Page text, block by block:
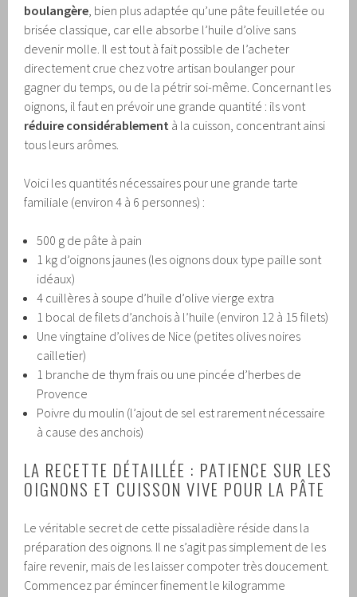
boulangère , bien plus adaptée qu’une pâte feuilletée ou
brisée classique, car elle absorbe l’huile d’olive sans
devenir molle. Il est tout à fait possible de l’acheter
directement crue chez votre artisan boulanger pour
gagner du temps, ou de la pétrir soi-même. Concernant les
oignons, il faut en prévoir une grande quantité : ils vont
réduire considérablement à la cuisson, concentrant ainsi
tous leurs arômes.
Voici les quantités nécessaires pour une grande tarte
familiale (environ 4 à 6 personnes) :
500 g de pâte à pain
1 kg d’oignons jaunes (les oignons doux type paille sont
idéaux)
4 cuillères à soupe d’huile d’olive vierge extra
1 bocal de filets d’anchois à l’huile (environ 12 à 15 filets)
Une vingtaine d’olives de Nice (petites olives noires
cailletier)
1 branche de thym frais ou une pincée d’herbes de
Provence
Poivre du moulin (l’ajout de sel est rarement nécessaire
à cause des anchois)
LA RECETTE DÉTAILLÉE : PATIENCE SUR LES
OIGNONS ET CUISSON VIVE POUR LA PÂTE
Le véritable secret de cette pissaladière réside dans la
préparation des oignons. Il ne s’agit pas simplement de les
faire revenir, mais de les laisser compoter très doucement.
Commencez par émincer finement le kilogramme